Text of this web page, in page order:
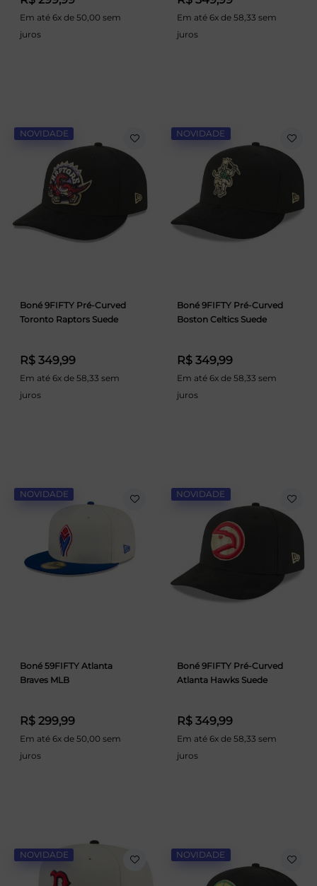
Em até 6x de 50,00 sem
juros
Em até 6x de 58,33 sem
juros
NOVIDADE
Boné 9FIFTY Pré-Curved
Toronto Raptors Suede
R$ 349,99
Em até 6x de 58,33 sem
juros
NOVIDADE
Boné 9FIFTY Pré-Curved
Boston Celtics Suede
R$ 349,99
Em até 6x de 58,33 sem
juros
NOVIDADE
Boné 59FIFTY Atlanta
Braves MLB
R$ 299,99
Em até 6x de 50,00 sem
juros
NOVIDADE
Boné 9FIFTY Pré-Curved
Atlanta Hawks Suede
R$ 349,99
Em até 6x de 58,33 sem
juros
NOVIDADE NOVIDADE